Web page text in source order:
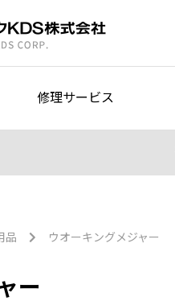
修理サービス
品 ウオーキングメジャー
ー